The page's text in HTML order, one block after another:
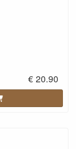
€ 20.90